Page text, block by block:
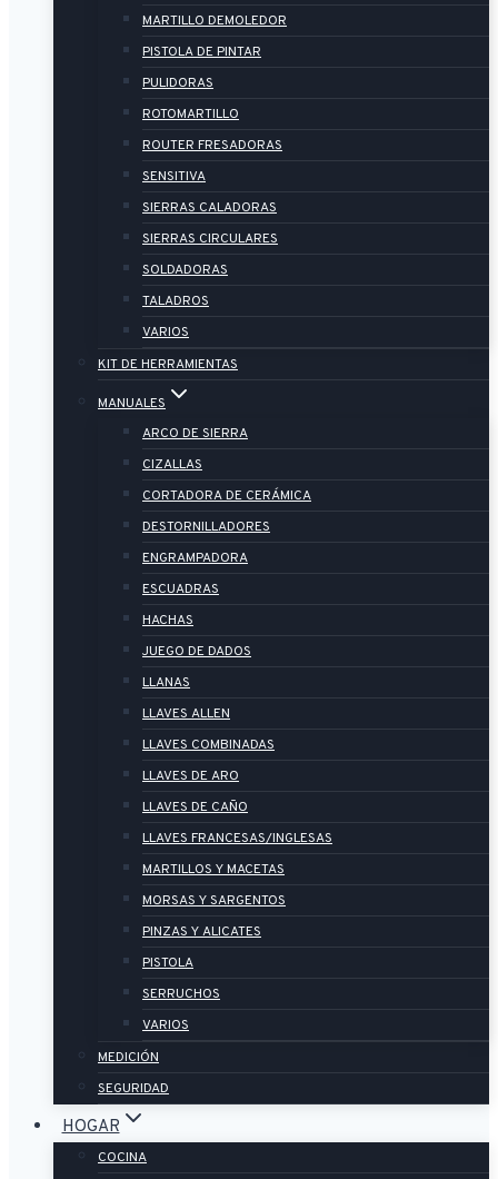
MARTILLO DEMOLEDOR
PISTOLA DE PINTAR
PULIDORAS
ROTOMARTILLO
ROUTER FRESADORAS
SENSITIVA
SIERRAS CALADORAS
SIERRAS CIRCULARES
SOLDADORAS
TALADROS
VARIOS
KIT DE HERRAMIENTAS
MANUALES
ARCO DE SIERRA
CIZALLAS
CORTADORA DE CERÁMICA
DESTORNILLADORES
ENGRAMPADORA
ESCUADRAS
HACHAS
JUEGO DE DADOS
LLANAS
LLAVES ALLEN
LLAVES COMBINADAS
LLAVES DE ARO
LLAVES DE CAÑO
LLAVES FRANCESAS/INGLESAS
MARTILLOS Y MACETAS
MORSAS Y SARGENTOS
PINZAS Y ALICATES
PISTOLA
SERRUCHOS
VARIOS
MEDICIÓN
SEGURIDAD
HOGAR
COCINA